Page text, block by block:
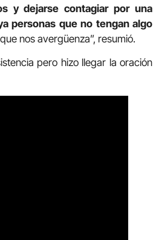
y dejarse contagiar por una
personas que no tengan algo
nos avergüenza”, resumió.
pero hizo llegar la oración